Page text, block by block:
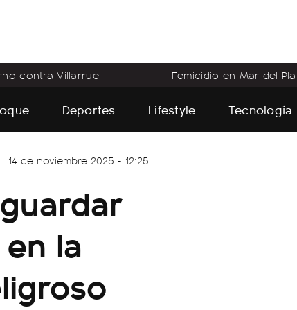
contra Villarruel Femicidio en Mar del
Deportes Lifestyle Tecnología
14 de noviembre 2025 - 12:25
la